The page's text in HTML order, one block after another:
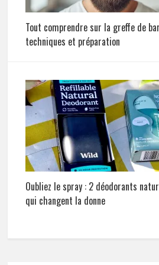
Tout comprendre sur la greffe de
techniques et préparation
Oubliez le spray : 2 déodorants
qui changent la donne